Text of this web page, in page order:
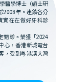
醫學博士（碩士研
2008年。連鎖各分
實在在做好牙科診
開診。榮獲「2024
心，香港新城電台
，受到粵港澳大灣